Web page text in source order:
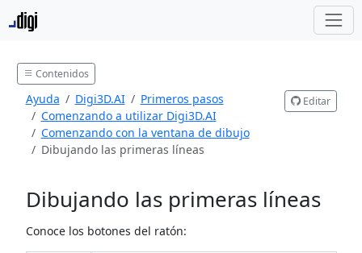
Contenidos
Ayuda Digi3D.AI
Primeros pasos
Comenzando a utilizar Digi3D.AI
Comenzando con la ventana de dibujo
Dibujando las primeras líneas
Editar
Dibujando las primeras líneas
Conoce los botones del ratón: